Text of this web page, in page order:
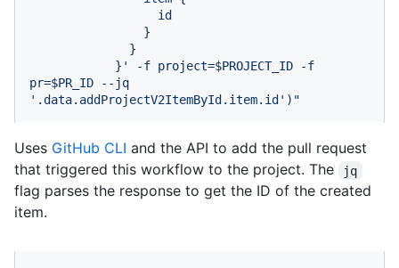
pr=$PR_ID --jq
'.data.addProjectV2ItemById.item.id')"
Uses GitHub CLI and the API to add the pull request
that triggered this workflow to the project. The
jq
flag parses the response to get the ID of the created
item.